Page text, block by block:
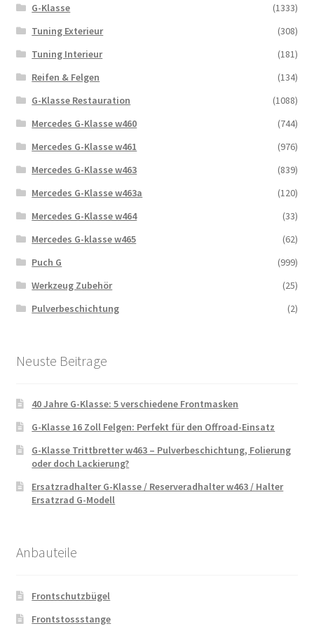
G-Klasse
(1333)
Tuning Exterieur
(308)
Tuning Interieur
(181)
Reifen & Felgen
(134)
G-Klasse Restauration
(1088)
Mercedes G-Klasse w460
(744)
Mercedes G-Klasse w461
(976)
Mercedes G-Klasse w463
(839)
Mercedes G-Klasse w463a
(120)
Mercedes G-Klasse w464
(33)
Mercedes G-klasse w465
(62)
Puch G
(999)
Werkzeug Zubehör
(25)
Pulverbeschichtung
(2)
Neuste Beitrage
40 Jahre G-Klasse: 5 verschiedene Frontmasken
G-Klasse 16 Zoll Felgen: Perfekt für den Offroad-Einsatz
G-Klasse Trittbretter w463 – Pulverbeschichtung, Folierung
oder doch Lackierung?
Ersatzradhalter G-Klasse / Reserveradhalter w463 / Halter
Ersatzrad G-Modell
Anbauteile
Frontschutzbügel
Frontstossstange